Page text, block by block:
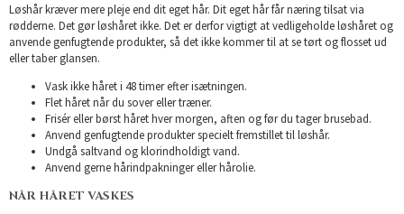
Løshår kræver mere pleje end dit eget hår. Dit eget hår får næring tilsat via
rødderne. Det gør løshåret ikke. Det er derfor vigtigt at vedligeholde løshåret og
anvende genfugtende produkter, så det ikke kommer til at se tørt og flosset ud
eller taber glansen.
Vask ikke håret i 48 timer efter isætningen.
Flet håret når du sover eller træner.
Frisér eller børst håret hver morgen, aften og før du tager brusebad.
Anvend genfugtende produkter specielt fremstillet til løshår.
Undgå saltvand og klorindholdigt vand.
Anvend gerne hårindpakninger eller hårolie.
NÅR HÅRET VASKES